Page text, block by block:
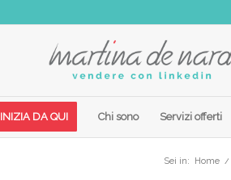
INIZIA DA QUI Chi sono Servizi offerti
Sei in: Home /